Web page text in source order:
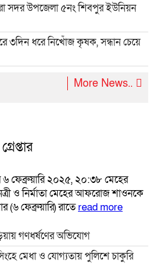
সদর উপজেলা ৫নং শিবপুর ইউনিয়ন
৩দিন ধরে নিখোঁজ কৃষক, সন্ধান চেয়ে
More News..
ফেব্রুয়ারি ২০২৫, ২০:৩৮ মেহের
ও নির্মাতা মেহের আফরোজ শাওনকে
(৬ ফেব্রুয়ারি) রাতেread more
গণধর্ষণের অভিযোগ
মেধা ও যোগ্যতায় পুলিশে চাকুরি